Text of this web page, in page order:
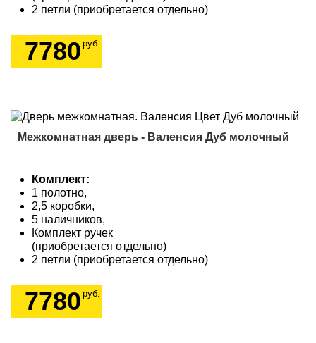
2 петли (приобретается отдельно)
7780 руб.
Межкомнатная дверь - Валенсия Дуб молочный
Комплект:
1 полотно,
2,5 коробки,
5 наличников,
Комплект ручек
(приобретается отдельно)
2 петли (приобретается отдельно)
7780 руб.